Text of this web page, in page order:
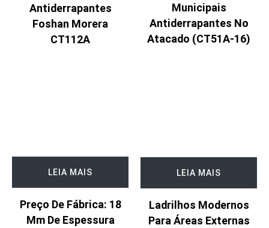
Antiderrapantes
Foshan Morera
CT112A
Municipais
Antiderrapantes No
Atacado (CT51A-16)
LEIA MAIS
Preço De Fábrica: 18
Mm De Espessura
LEIA MAIS
Ladrilhos Modernos
Para Áreas Externas